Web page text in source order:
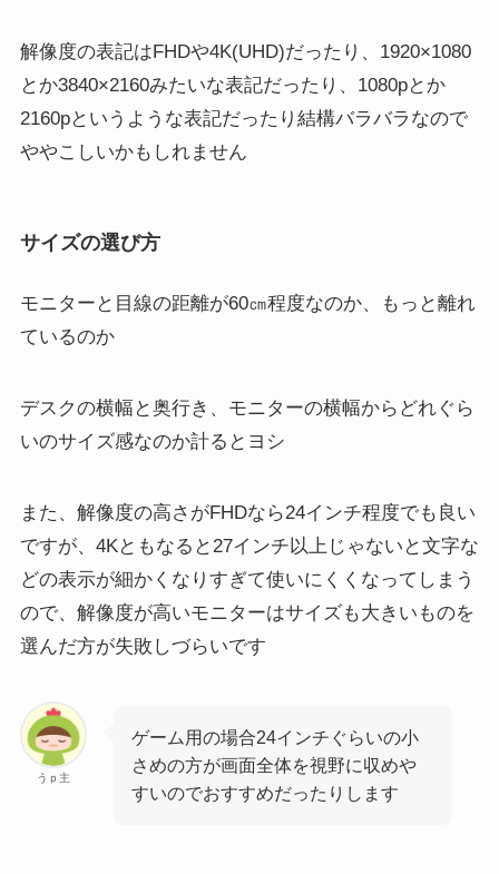
解像度の表記は FHDや4K(UHD)だったり、 1920×1080
とか3840×2160みたいな表記だったり、 1080pとか
2160pというような表記だったり結構バラバラなので
ややこしいかもしれません
サイズの選び方
モニターと目線の距離が60㎝程度なのか、もっと離れ
ているのか
デスクの横幅と奥行き、モニターの横幅からどれぐら
いのサイズ感なのか計るとヨシ
また、解像度の高さがFHDなら24インチ程度でも良い
ですが、4Kともなると27インチ以上じゃないと文字な
どの表示が細かくなりすぎて使いにくくなってしまう
ので、解像度が高いモニターはサイズも大きいものを
選んだ方が失敗しづらいです
うｐ主
ゲーム用の場合24インチぐらいの小
さめの方が画面全体を視野に収めや
すいのでおすすめだったりします